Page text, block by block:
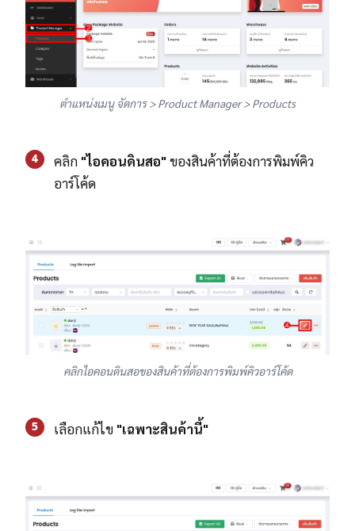
ตำแหน่งเมนู จัดการ > Product Manager > Products
4 คลิก "ไอคอนดินสอ"ของสินค้าที่ต้องการพิมพ์คิว
อาร์โค้ด
คลิกไอคอนดินสอของสินค้าที่ต้องการพิมพ์คิวอาร์โค้ด
5 เลือกแก้ไข "เฉพาะสินค้านี้"